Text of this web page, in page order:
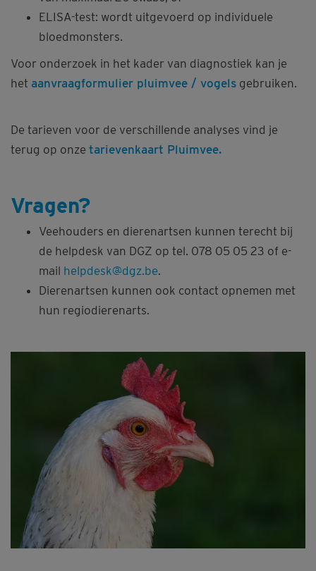
ELISA-test: wordt uitgevoerd op individuele
bloedmonsters.
Voor onderzoek in het kader van diagnostiek kan je
het aanvraagformulier pluimvee / vogels gebruiken.
De tarieven voor de verschillende analyses vind je
terug op onze tarievenkaart Pluimvee.
Vragen?
Veehouders en dierenartsen kunnen terecht bij
de helpdesk van DGZ op tel. 078 05 05 23 of e-
mail helpdesk@dgz.be.
Dierenartsen kunnen ook contact opnemen met
hun regiodierenarts.